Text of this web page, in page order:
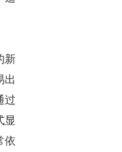
新
出
过
显
依